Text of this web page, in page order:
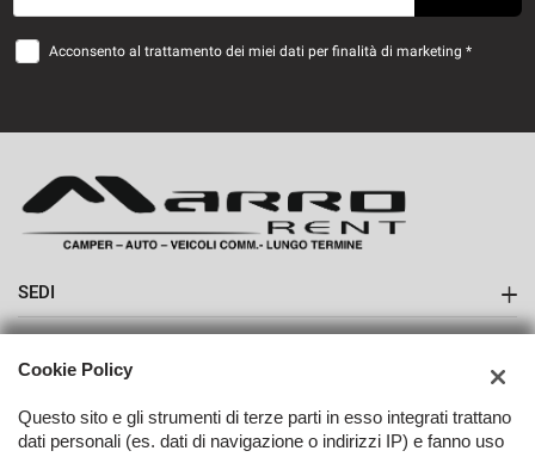
Acconsento al trattamento dei miei dati per finalità di marketing *
SEDI
Sede di Boves
AZIENDA
Contatti
Cookie Policy
Questo sito e gli strumenti di terze parti in esso integrati trattano
dati personali (es. dati di navigazione o indirizzi IP) e fanno uso